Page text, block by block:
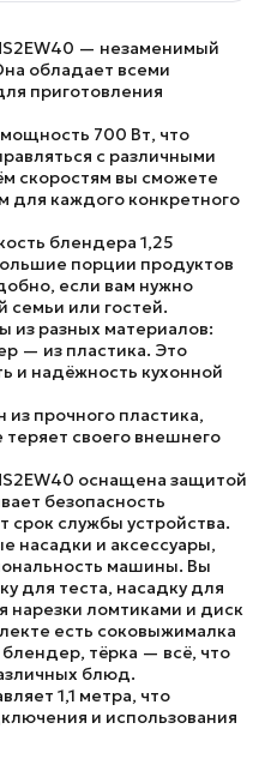
— незаменимый
обладает всеми
приготовления
700 Вт, что
с различными
скоростям вы сможете
для каждого конкретного
блендера 1,25
порции продуктов
если вам нужно
семьи или гостей.
из разных материалов:
— из пластика. Это
и надёжность кухонной
из прочного пластика,
теряет своего внешнего
оснащена защитой
безопасность
срок службы устройства.
насадки и аксессуары,
машины. Вы
для теста, насадку для
нарезки ломтиками и диск
есть соковыжималка
тёрка — всё, что
блюд.
1,1 метра, что
и использования